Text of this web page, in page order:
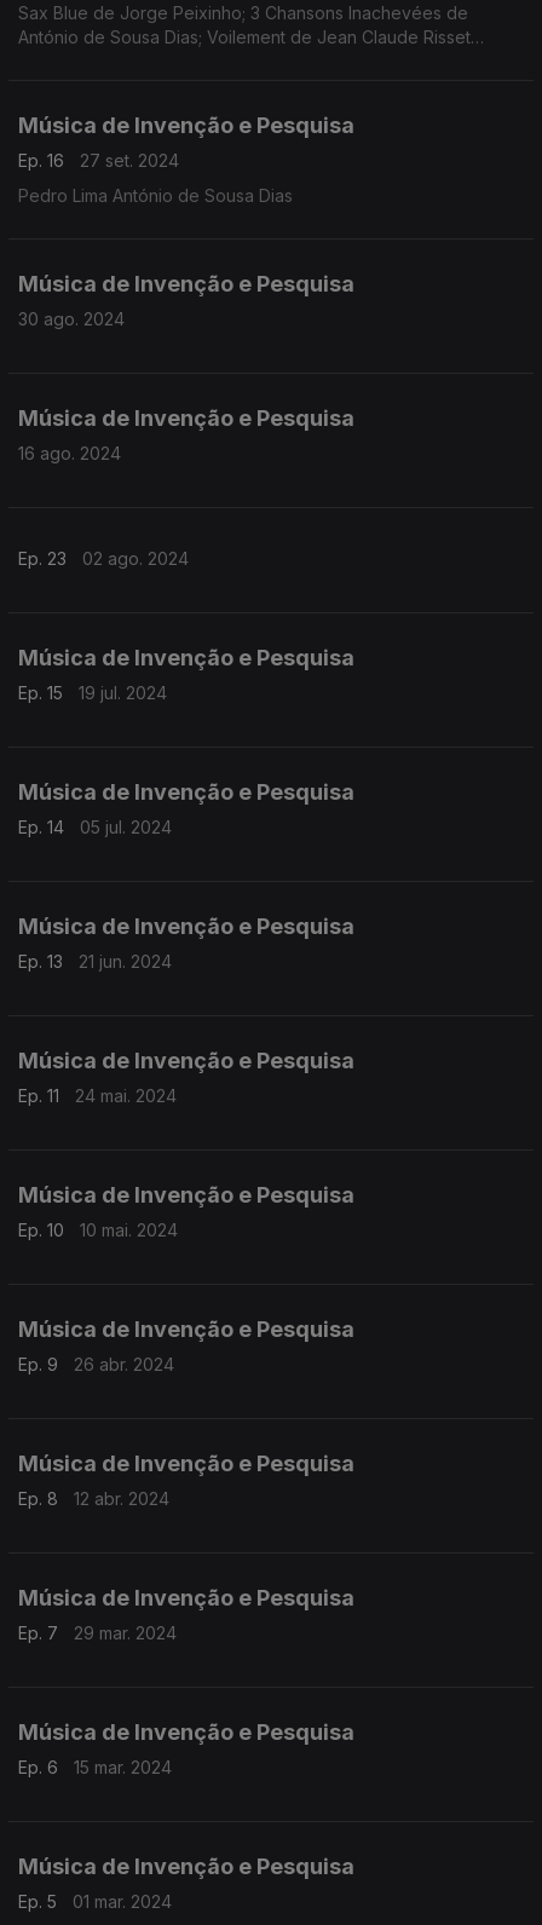
Sax Blue de Jorge Peixinho; 3 Chansons Inachevées de
António de Sousa Dias; Voilement de Jean Claude Risset
Música de Invenção e Pesquisa
Ep. 16
27 set. 2024
Pedro Lima António de Sousa Dias
Música de Invenção e Pesquisa
30 ago. 2024
Música de Invenção e Pesquisa
16 ago. 2024
Ep. 23 02 ago. 2024
Música de Invenção e Pesquisa
Ep. 15 19 jul. 2024
Música de Invenção e Pesquisa
Ep. 14 05 jul. 2024
Música de Invenção e Pesquisa
Ep. 13 21 jun. 2024
Música de Invenção e Pesquisa
Ep. 11 24 mai. 2024
Música de Invenção e Pesquisa
Ep. 10 10 mai. 2024
Música de Invenção e Pesquisa
Ep. 9 26 abr. 2024
Música de Invenção e Pesquisa
Ep. 8 12 abr. 2024
Música de Invenção e Pesquisa
Ep. 7 29 mar. 2024
Música de Invenção e Pesquisa
Ep. 6 15 mar. 2024
Música de Invenção e Pesquisa
Ep. 5 01 mar. 2024